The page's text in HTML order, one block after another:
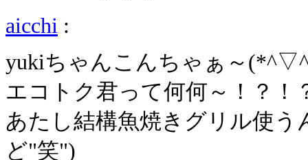
aicchi :
yukiちゃんこんちゃぁ～
エコトク君って何何～！？！
あたし結構魚焼きグリル使
ど"笑")